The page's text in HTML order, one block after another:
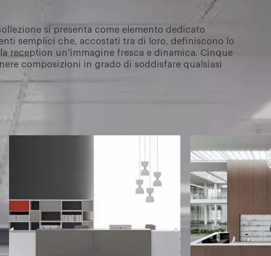
si presenta come elemento dedicato
semplici che, accostati tra di loro, definiscono lo
reception un’immagine fresca e dinamica. Cinque
composizioni in grado di soddisfare qualsiasi